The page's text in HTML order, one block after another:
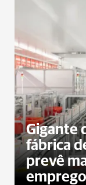
Gigante
fábrica
prevê